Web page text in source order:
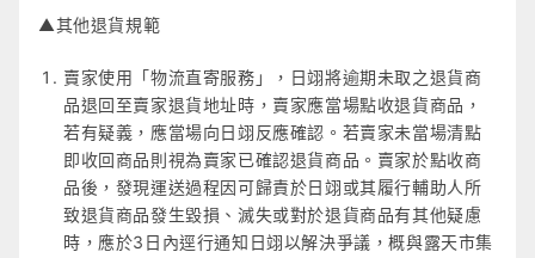
▲其他退貨規範
賣家使用「物流直寄服務」，日翊將逾期未取之退貨商
品退回至賣家退貨地址時，賣家應當場點收退貨商品，
若有疑義，應當場向日翊反應確認。若賣家未當場清點
即收回商品則視為賣家已確認退貨商品。賣家於點收商
品後，發現運送過程因可歸責於日翊或其履行輔助人所
致退貨商品發生毀損、滅失或對於退貨商品有其他疑慮
時，應於3日內逕行通知日翊以解決爭議，概與露天市集